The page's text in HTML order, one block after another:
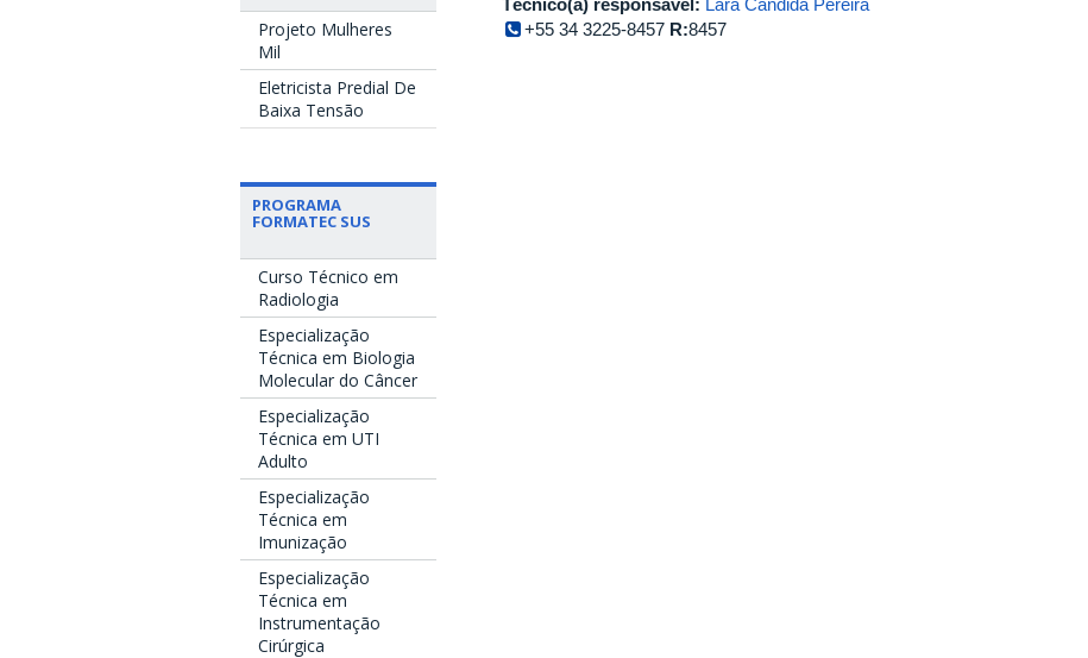
Projeto Mulheres
Mil
Eletricista Predial De
Baixa Tensão
PROGRAMA
FORMATEC SUS
Curso Técnico em
Radiologia
Especialização
Técnica em Biologia
Molecular do Câncer
Especialização
Técnica em UTI
Adulto
Especialização
Técnica em
Imunização
Especialização
Técnica em
Instrumentação
Cirúrgica
+55 34 3225-8457 R:8457